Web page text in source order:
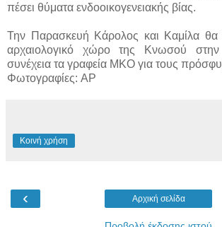
πέσει θύματα ενδοοικογενειακής βίας.
Την Παρασκευή Κάρολος και Καμίλα θα
αρχαιολογικό χώρο της Κνωσού
συνέχεια τα γραφεία ΜΚΟ για τους
Φωτογραφίες: AP
Κοινή χρήση
‹ Αρχική σελίδα